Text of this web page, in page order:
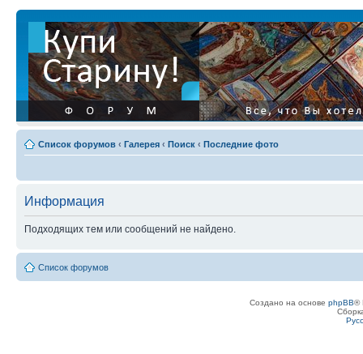
Список форумов ‹ Галерея ‹ Поиск ‹ Последние фото
Информация
Подходящих тем или сообщений не найдено.
Список форумов
Создано на основе phpBB®